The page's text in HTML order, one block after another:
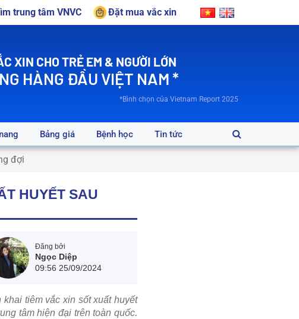
trung tâm VNVC Đặt mua vắc xin
XIN CHO TRẺ EM & NGƯỜI LỚN
HÀNG ĐẦU VIỆT NAM *
*Bình chọn của Vietnam Report 2025
Bảng giá Bệnh học Tin tức
đợi
HUYẾT SAU
Đăng bởi
Ngọc Diệp
09:56 25/09/2024
tiêm vắc xin sốt xuất huyết
tâm hiện đại trên toàn quốc.